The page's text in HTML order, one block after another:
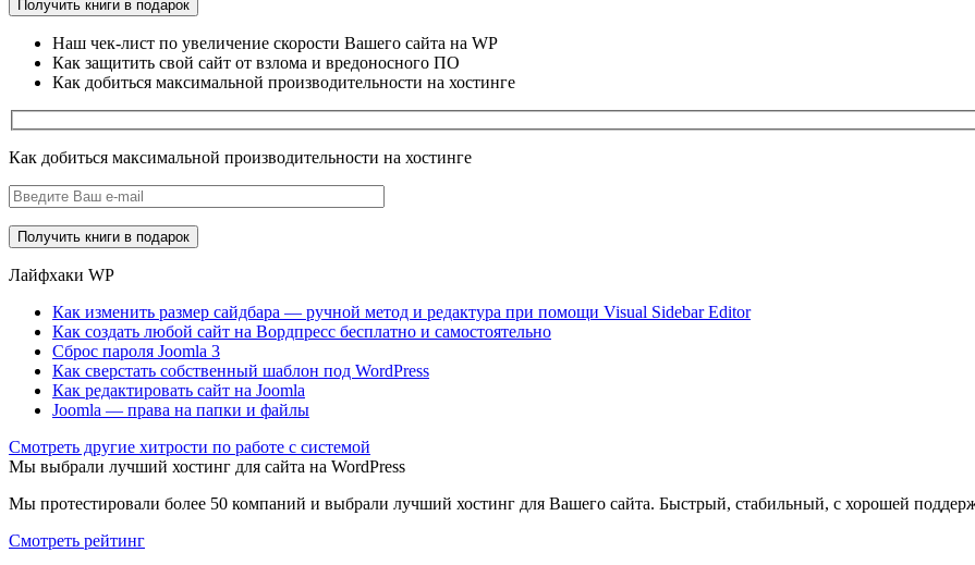
Получить книги в подарок
Наш чек-лист по увеличение скорости Вашего сайта на WP
Как защитить свой сайт от взлома и вредоносного ПО
Как добиться максимальной производительности на хостинге
Как добиться максимальной производительности на хостинге
Лайфхаки WP
Как изменить размер сайдбара — ручной метод и редактура при помощи Visual Sidebar Editor
Как создать любой сайт на Вордпресс бесплатно и самостоятельно
Сброс пароля Joomla 3
Как сверстать собственный шаблон под WordPress
Как редактировать сайт на Joomla
Joomla — права на папки и файлы
Cмотреть другие хитрости по работе с системой
Мы выбрали лучший хостинг для сайта на WordPress
Мы протестировали более 50 компаний и выбрали лучший хостинг для Вашего сайта. Быстрый, стабильный, с хорошей
Смотреть рейтинг